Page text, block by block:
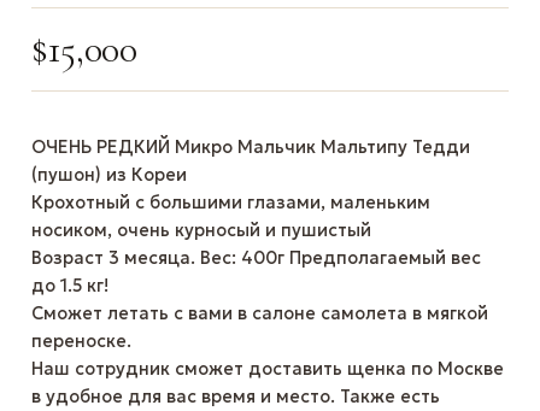
$15,000
ОЧЕНЬ РЕДКИЙ Микро Мальчик Мальтипу Тедди
(пушон) из Кореи
Крохотный с большими глазами, маленьким
носиком, очень курносый и пушистый
Возраст 3 месяца. Вес: 400г Предполагаемый вес
до 1.5 кг!
Сможет летать с вами в салоне самолета в мягкой
переноске.
Наш сотрудник сможет доставить щенка по Москве
в удобное для вас время и место. Также есть